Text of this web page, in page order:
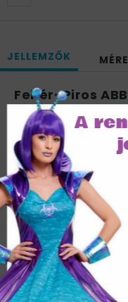
JELLEMZŐK
Fehér-Piros
Férfiaknak
Mellbőség 102-107
Csípőbőség 108-113
Cikkszám: 33496L
További
A